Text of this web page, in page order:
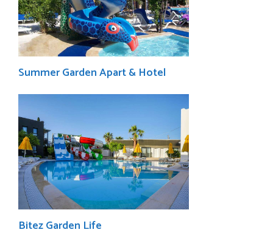
Summer Garden Apart & Hotel
Bitez Garden Life